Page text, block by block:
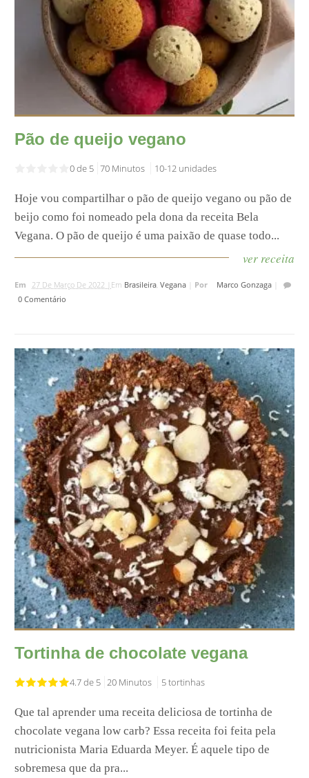
Pão de queijo vegano
0 de 5 70 Minutos 10-12 unidades
Hoje vou compartilhar o pão de queijo vegano ou pão de
beijo como foi nomeado pela dona da receita Bela
Vegana. O pão de queijo é uma paixão de quase todo...
ver receita
Em 27 De Março De 2022 | Em Brasileira,Vegana Por Marco Gonzaga
0 Comentário
Tortinha de chocolate vegana
4.7 de 5 20 Minutos 5 tortinhas
Que tal aprender uma receita deliciosa de tortinha de
chocolate vegana low carb? Essa receita foi feita pela
nutricionista Maria Eduarda Meyer. É aquele tipo de
sobremesa que da pra...